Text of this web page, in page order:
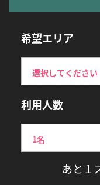
希望エリア
利用人数
あと１